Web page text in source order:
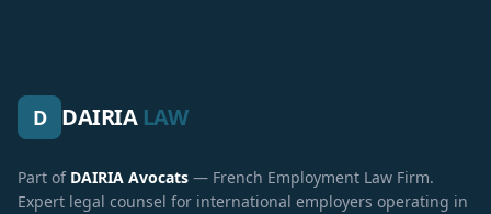
D DAIRIA LAW
Part of DAIRIA Avocats — French Employment Law Firm.
Expert legal counsel for international employers operating in